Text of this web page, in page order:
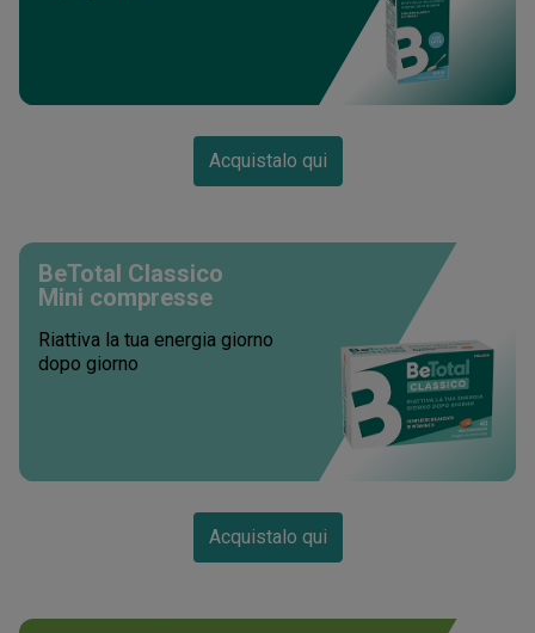
Acquistalo qui
BeTotal Classico
Mini compresse
Riattiva la tua energia giorno
dopo giorno
Acquistalo qui